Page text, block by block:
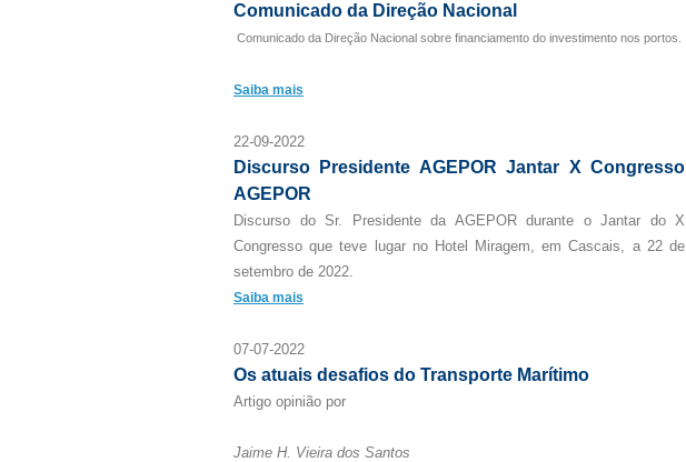
Comunicado da Direção Nacional
Comunicado da Direção Nacional sobre financiamento do investimento nos portos.
Saiba mais
22-09-2022
Discurso Presidente AGEPOR Jantar X Congresso
AGEPOR
Discurso do Sr. Presidente da AGEPOR durante o Jantar do X
Congresso que teve lugar no Hotel Miragem, em Cascais, a 22 de
setembro de 2022.
Saiba mais
07-07-2022
Os atuais desafios do Transporte Marítimo
Artigo opinião por
Jaime H. Vieira dos Santos